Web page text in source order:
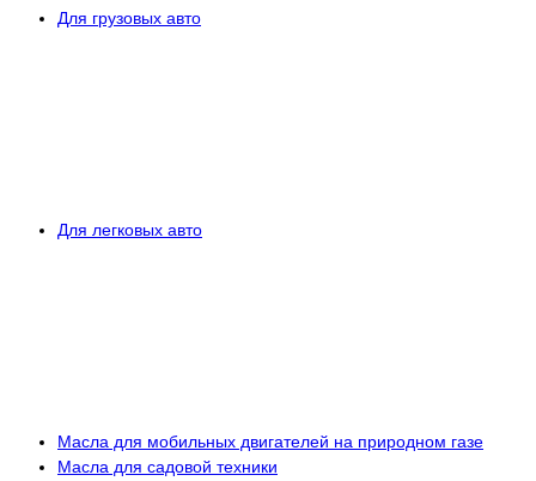
Для грузовых авто
Для легковых авто
Масла для мобильных двигателей на природном газе
Масла для садовой техники